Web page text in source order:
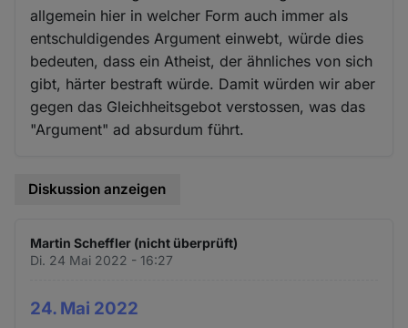
allgemein hier in welcher Form auch immer als
entschuldigendes Argument einwebt, würde dies
bedeuten, dass ein Atheist, der ähnliches von sich
gibt, härter bestraft würde. Damit würden wir aber
gegen das Gleichheitsgebot verstossen, was das
"Argument" ad absurdum führt.
Diskussion anzeigen
Martin Scheffler (nicht überprüft)
Di. 24 Mai 2022 - 16:27
24. Mai 2022